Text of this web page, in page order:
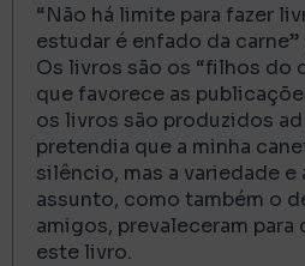
“Não há limite para fazer
estudar é enfado da carne”
Os livros são os “filhos do
que favorece as
os livros são produzidos ad
pretendia que a minha
silêncio, mas a variedade
assunto, como também o
amigos, prevaleceram para
este livro.